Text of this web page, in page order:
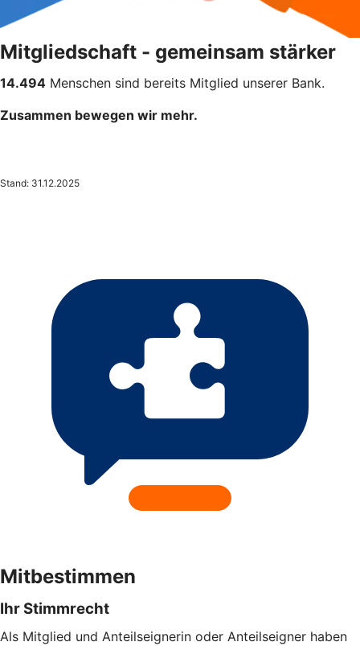
Mitgliedschaft - gemeinsam stärker
14.494 Menschen sind bereits Mitglied unserer Bank.
Zusammen bewegen wir mehr.
Stand: 31.12.2025
Mitbestimmen
Ihr Stimmrecht
Als Mitglied und Anteilseignerin oder Anteilseigner haben